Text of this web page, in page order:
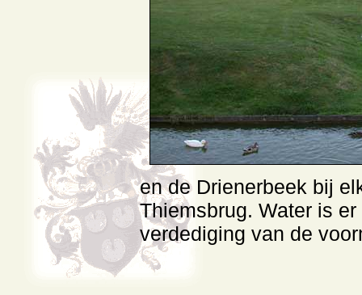
en de Drienerbeek bij
Thiemsbrug. Water is
verdediging van de